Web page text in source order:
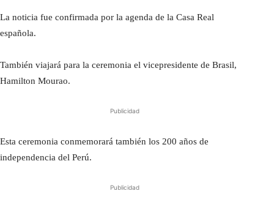
La noticia fue confirmada por la agenda de la Casa Real
española.
También viajará para la ceremonia el vicepresidente de Brasil,
Hamilton Mourao.
Publicidad
Esta ceremonia conmemorará también los 200 años de
independencia del Perú.
Publicidad